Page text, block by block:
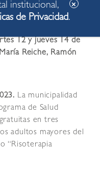
12 y jueves 14 de
Reiche, Ramón
La municipalidad
de Salud
en tres
adultos mayores del
“Risoterapia
institucional,
de Privacidad.